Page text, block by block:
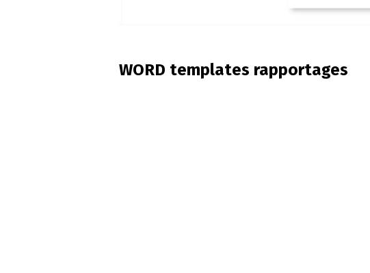
WORD templates rapportages